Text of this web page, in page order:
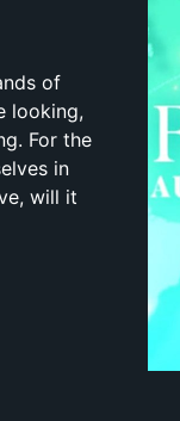
of
looking,
For the
in
will it